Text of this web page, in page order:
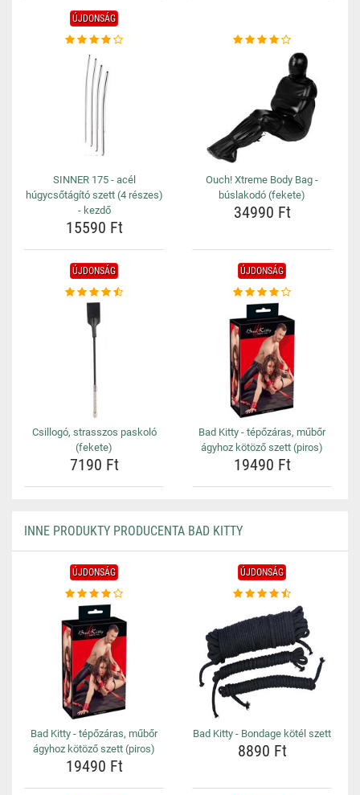
ÚJDONSÁG
SINNER 175 - acél
húgycsőtágító szett (4 részes)
- kezdő
15590 Ft
Ouch! Xtreme Body Bag -
búslakodó (fekete)
34990 Ft
ÚJDONSÁG
Csillogó, strasszos paskoló
(fekete)
7190 Ft
ÚJDONSÁG
Bad Kitty - tépőzáras, műbőr
ágyhoz kötöző szett (piros)
19490 Ft
INNE PRODUKTY PRODUCENTA BAD KITTY
ÚJDONSÁG
Bad Kitty - tépőzáras, műbőr
ágyhoz kötöző szett (piros)
19490 Ft
ÚJDONSÁG
Bad Kitty - Bondage kötél szett
8890 Ft